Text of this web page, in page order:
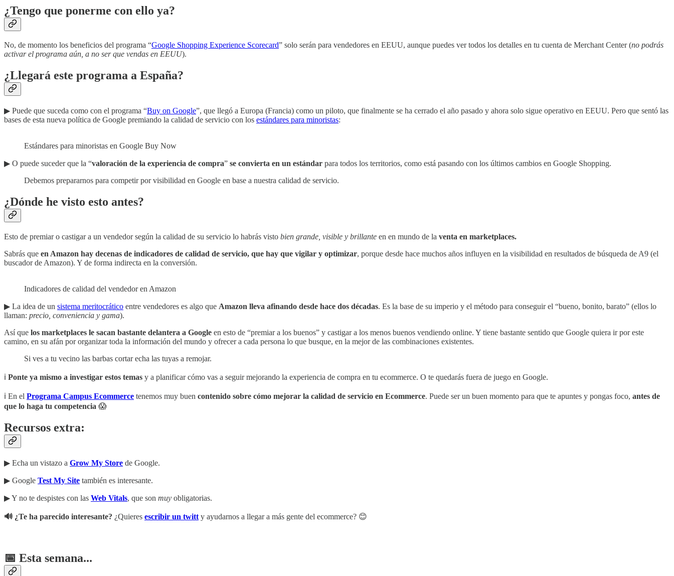
¿Tengo que ponerme con ello ya?
No, de momento los beneficios del programa “Google Shopping Experience Scorecard” solo serán para vendedores en EEUU, aunque puedes ver todos los detalles en tu cuenta de Merchant Center (no podrás
activar el programa aún, a no ser que vendas en EEUU).
¿Llegará este programa a España?
▶︎ Puede que suceda como con el programa “Buy on Google”, que llegó a Europa (Francia) como un piloto, que finalmente se ha cerrado el año pasado y ahora solo sigue operativo en EEUU. Pero que sentó las
bases de esta nueva política de Google premiando la calidad de servicio con los estándares para minoristas:
Estándares para minoristas en Google Buy Now
▶︎ O puede suceder que la “valoración de la experiencia de compra” se convierta en un estándar para todos los territorios, como está pasando con los últimos cambios en Google Shopping.
Debemos prepararnos para competir por visibilidad en Google en base a nuestra calidad de servicio.
¿Dónde he visto esto antes?
Esto de premiar o castigar a un vendedor según la calidad de su servicio lo habrás visto bien grande, visible y brillante en en mundo de la venta en marketplaces.
Sabrás que en Amazon hay decenas de indicadores de calidad de servicio, que hay que vigilar y optimizar, porque desde hace muchos años influyen en la visibilidad en resultados de búsqueda de A9 (el
buscador de Amazon). Y de forma indirecta en la conversión.
Indicadores de calidad del vendedor en Amazon
▶︎ La idea de un sistema meritocrático entre vendedores es algo que Amazon lleva afinando desde hace dos décadas. Es la base de su imperio y el método para conseguir el “bueno, bonito, barato” (ellos lo
llaman: precio, conveniencia y gama).
Así que los marketplaces le sacan bastante delantera a Google en esto de “premiar a los buenos” y castigar a los menos buenos vendiendo online. Y tiene bastante sentido que Google quiera ir por este
camino, en su afán por organizar toda la información del mundo y ofrecer a cada persona lo que busque, en la mejor de las combinaciones existentes.
Si ves a tu vecino las barbas cortar echa las tuyas a remojar.
ℹ️ Ponte ya mismo a investigar estos temas y a planificar cómo vas a seguir mejorando la experiencia de compra en tu ecommerce. O te quedarás fuera de juego en Google.
ℹ️ En el Programa Campus Ecommerce tenemos muy buen contenido sobre cómo mejorar la calidad de servicio en Ecommerce. Puede ser un buen momento para que te apuntes y pongas foco, antes de
que lo haga tu competencia 😱
Recursos extra:
▶︎ Echa un vistazo a Grow My Store de Google.
▶︎ Google Test My Site también es interesante.
▶︎ Y no te despistes con las Web Vitals, que son muy obligatorias.
🔊 ¿Te ha parecido interesante? ¿Quieres escribir un twitt y ayudarnos a llegar a más gente del ecommerce? 😊
📅 Esta semana...